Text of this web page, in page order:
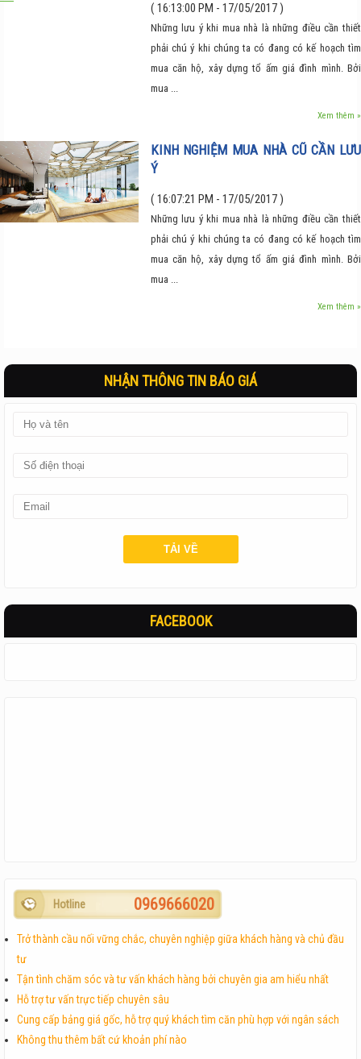
( 16:13:00 PM - 17/05/2017 )
Những lưu ý khi mua nhà là những điều cần thiết
phải chú ý khi chúng ta có đang có kế hoạch tìm
mua căn hộ, xây dựng tổ ấm giá đình mình. Bởi
mua ...
Xem thêm »
KINH NGHIỆM MUA NHÀ CŨ CẦN LƯU
Ý
( 16:07:21 PM - 17/05/2017 )
Những lưu ý khi mua nhà là những điều cần thiết
phải chú ý khi chúng ta có đang có kế hoạch tìm
mua căn hộ, xây dựng tổ ấm giá đình mình. Bởi
mua ...
Xem thêm »
NHẬN THÔNG TIN BÁO GIÁ
FACEBOOK
Hotline 0969666020
Trở thành cầu nối vững chắc, chuyên nghiệp giữa khách hàng và chủ đầu
tư
Tận tình chăm sóc và tư vấn khách hàng bởi chuyên gia am hiểu nhất
Hỗ trợ tư vấn trực tiếp chuyên sâu
Cung cấp bảng giá gốc, hỗ trợ quý khách tìm căn phù hợp với ngân sách
Không thu thêm bất cứ khoản phí nào